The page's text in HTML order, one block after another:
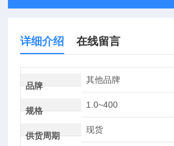
详细介绍 在线留言
品牌
其他品牌
规格
1.0~400
供货周期
现货